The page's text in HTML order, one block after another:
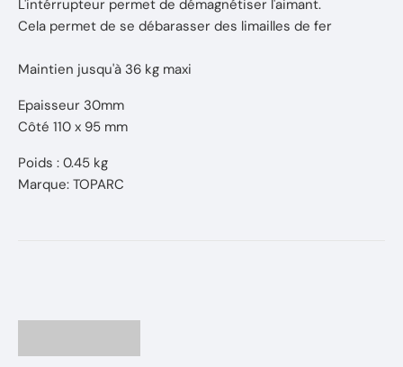
L'intérrupteur permet de démagnétiser l'aimant.
Cela permet de se débarasser des limailles de fer
Maintien jusqu'à 36 kg maxi
Epaisseur 30mm
Côté 110 x 95 mm
Poids : 0.45 kg
Marque: TOPARC